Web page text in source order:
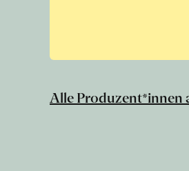
Alle Produzent*innen